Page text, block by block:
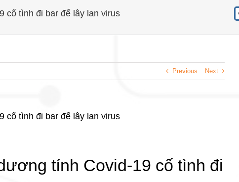
cố tình đi bar để lây lan virus
Previous Next
cố tình đi bar để lây lan virus
tính Covid-19 cố tình đi